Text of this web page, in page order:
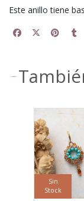
Este anillo tiene
Sin
Stock